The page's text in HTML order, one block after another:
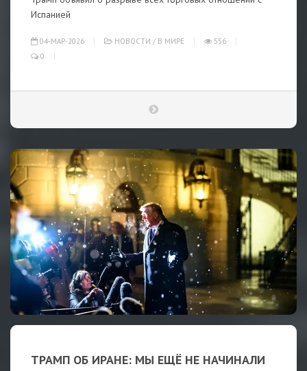
Испанией
04-МАР-2026 НОВОСТИ / В МИРЕ
556
0
ТРАМП ОБ ИРАНЕ: МЫ ЕЩЁ НЕ НАЧИНАЛИ